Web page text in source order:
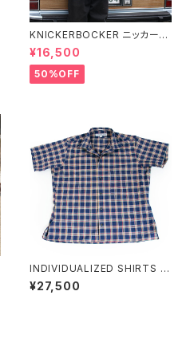
KNICKERBOCKER ニッカーボ
ッカー コーデュロイチョアシャツ
全2色
¥16,500
50%OFF
INDIVIDUALIZED SHIRTS イ
ンディビジュアライズドシャツ キ
ャンプカラー コットン チェック
¥27,500